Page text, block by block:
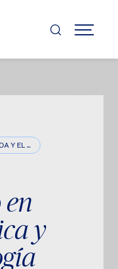
MENÚ
FACULTAD DE CIENCIAS DE LA VIDA Y EL BIENESTAR
y